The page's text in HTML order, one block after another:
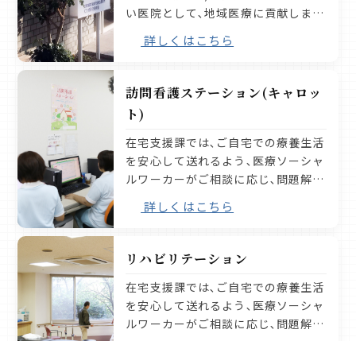
進行性核上性麻痺
2020.12.15
パーキンソン症候群の画像診断
2020.12.04 パーキンの集い
パーキンの集い 第7回 ～嗅覚障害・レム睡眠行動異常症～ ※動画にてご視聴していただけます。
2020.10.06
2020.09.15 トピックス
防火訓練の様子
い医院として､地域医療に貢献しま
詳しくはこちら
訪問看護ステーション(キャロッ
ト)
在宅支援課では､ご自宅での療養生活
を安心して送れるよう､医療ソーシャ
ルワーカーがご相談に応じ､問題解決
詳しくはこちら
リハビリテーション
在宅支援課では､ご自宅での療養生活
を安心して送れるよう､医療ソーシャ
ルワーカーがご相談に応じ､問題解決